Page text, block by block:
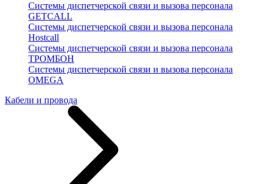
Системы диспетчерской связи и вызова персонала
GETCALL
Системы диспетчерской связи и вызова персонала
Hostcall
Системы диспетчерской связи и вызова персонала
ТРОМБОН
Системы диспетчерской связи и вызова персонала
OMEGA
Кабели и провода